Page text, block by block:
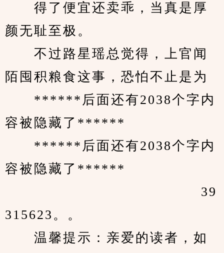
得了便宜还卖乖，当真是厚
颜无耻至极。
不过路星瑶总觉得，上官闻
陌囤积粮食这事，恐怕不止是为
******后面还有2038个字内
容被隐藏了******
******后面还有2038个字内
容被隐藏了******
315623。。
温馨提示：亲爱的读者，如